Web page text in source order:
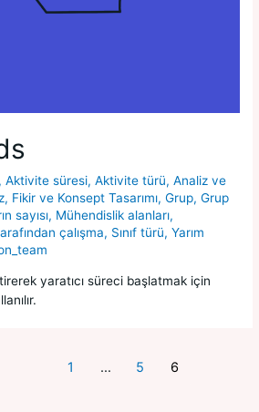
,Aktivite süresi,Aktivite türü,Analiz ve
, Fikir ve Konsept Tasarımı,Grup,Grup
sayısı, Mühendislik alanları,
çalışma, Sınıf türü,Yarım
yaratıcı süreci başlatmak için
1 … 5 6